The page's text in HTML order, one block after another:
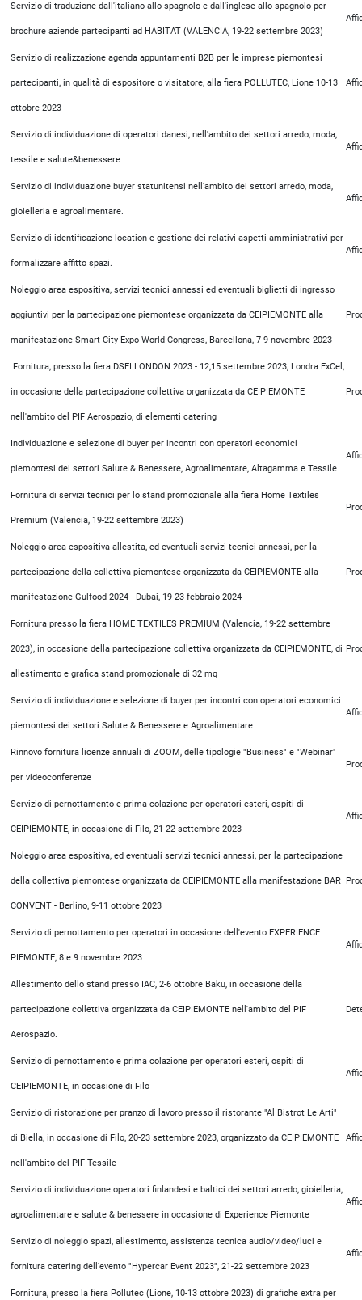
Servizio di traduzione dall'italiano allo spagnolo e dall'inglese allo spagnolo per
brochure aziende partecipanti ad HABITAT (VALENCIA, 19-22 settembre 2023)
Servizio di realizzazione agenda appuntamenti B2B per le imprese piemontesi
partecipanti, in qualità di espositore o visitatore, alla fiera POLLUTEC, Lione 10-13
ottobre 2023
Servizio di individuazione di operatori danesi, nell'ambito dei settori arredo, moda,
tessile e salute&benessere
Servizio di individuazione buyer statunitensi nell'ambito dei settori arredo, moda,
gioielleria e agroalimentare.
Servizio di identificazione location e gestione dei relativi aspetti amministrativi per
formalizzare affitto spazi.
Noleggio area espositiva, servizi tecnici annessi ed eventuali biglietti di ingresso
aggiuntivi per la partecipazione piemontese organizzata da CEIPIEMONTE alla
manifestazione Smart City Expo World Congress, Barcellona, 7-9 novembre 2023
Fornitura, presso la fiera DSEI LONDON 2023 - 12,15 settembre 2023, Londra ExCel,
in occasione della partecipazione collettiva organizzata da CEIPIEMONTE
nell'ambito del PIF Aerospazio, di elementi catering
Individuazione e selezione di buyer per incontri con operatori economici
piemontesi dei settori Salute & Benessere, Agroalimentare, Altagamma e Tessile
Fornitura di servizi tecnici per lo stand promozionale alla fiera Home Textiles
Premium (Valencia, 19-22 settembre 2023)
Noleggio area espositiva allestita, ed eventuali servizi tecnici annessi, per la
partecipazione della collettiva piemontese organizzata da CEIPIEMONTE alla
manifestazione Gulfood 2024 - Dubai, 19-23 febbraio 2024
Fornitura presso la fiera HOME TEXTILES PREMIUM (Valencia, 19-22 settembre
2023), in occasione della partecipazione collettiva organizzata da CEIPIEMONTE, di
allestimento e grafica stand promozionale di 32 mq
Servizio di individuazione e selezione di buyer per incontri con operatori economici
piemontesi dei settori Salute & Benessere e Agroalimentare
Rinnovo fornitura licenze annuali di ZOOM, delle tipologie "Business" e "Webinar"
per videoconferenze
Servizio di pernottamento e prima colazione per operatori esteri, ospiti di
CEIPIEMONTE, in occasione di Filo, 21-22 settembre 2023
Noleggio area espositiva, ed eventuali servizi tecnici annessi, per la partecipazione
della collettiva piemontese organizzata da CEIPIEMONTE alla manifestazione BAR
CONVENT - Berlino, 9-11 ottobre 2023
Servizio di pernottamento per operatori in occasione dell'evento EXPERIENCE
PIEMONTE, 8 e 9 novembre 2023
Allestimento dello stand presso IAC, 2-6 ottobre Baku, in occasione della
partecipazione collettiva organizzata da CEIPIEMONTE nell'ambito del PIF
Aerospazio.
Servizio di pernottamento e prima colazione per operatori esteri, ospiti di
CEIPIEMONTE, in occasione di Filo
Servizio di ristorazione per pranzo di lavoro presso il ristorante "Al Bistrot Le Arti"
di Biella, in occasione di Filo, 20-23 settembre 2023, organizzato da CEIPIEMONTE
nell'ambito del PIF Tessile
Servizio di individuazione operatori finlandesi e baltici dei settori arredo, gioielleria,
agroalimentare e salute & benessere in occasione di Experience Piemonte
Servizio di noleggio spazi, allestimento, assistenza tecnica audio/video/luci e
fornitura catering dell'evento "Hypercar Event 2023", 21-22 settembre 2023
Fornitura, presso la fiera Pollutec (Lione, 10-13 ottobre 2023) di grafiche extra per